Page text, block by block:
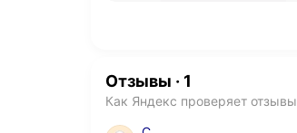
Отзывы · 1
Как Яндекс проверяет отзывы